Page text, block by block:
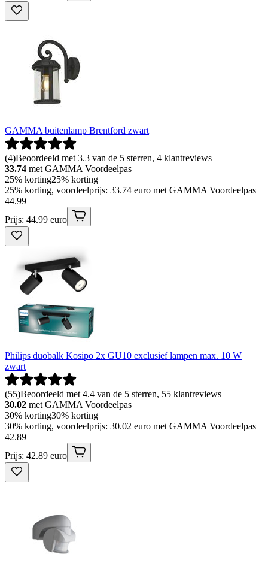
GAMMA buitenlamp Brentford zwart
(4)Beoordeeld met 3.3 van de 5 sterren, 4 klantreviews
33.74 met GAMMA Voordeelpas
25% korting25% korting
25% korting, voordeelprijs: 33.74 euro met GAMMA Voordeelpas
44.99
Prijs: 44.99 euro
Philips duobalk Kosipo 2x GU10 exclusief lampen max. 10 W
zwart
(55)Beoordeeld met 4.4 van de 5 sterren, 55 klantreviews
30.02 met GAMMA Voordeelpas
30% korting30% korting
30% korting, voordeelprijs: 30.02 euro met GAMMA Voordeelpas
42.89
Prijs: 42.89 euro